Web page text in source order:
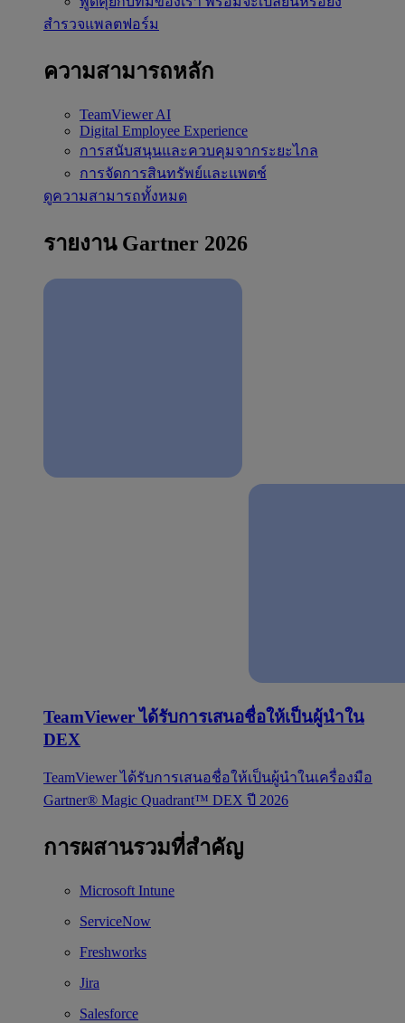
สำรวจแพลตฟอร์ม
ความสามารถหลัก
TeamViewer AI
Digital Employee Experience
การสนับสนุนและควบคุมจากระยะไกล
การจัดการสินทรัพย์และแพตช์
ดูความสามารถทั้งหมด
รายงาน Gartner 2026
TeamViewer ได้รับการเสนอชื่อให้เป็นผู้นำใน
DEX
TeamViewer ได้รับการเสนอชื่อให้เป็นผู้นำในเครื่องมือ
Gartner® Magic Quadrant™ DEX ปี 2026
การผสานรวมที่สำคัญ
Microsoft Intune
ServiceNow
Freshworks
Jira
Salesforce